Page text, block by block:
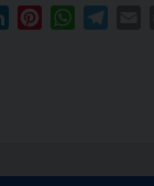
LinkedInPinterestWhatsApp